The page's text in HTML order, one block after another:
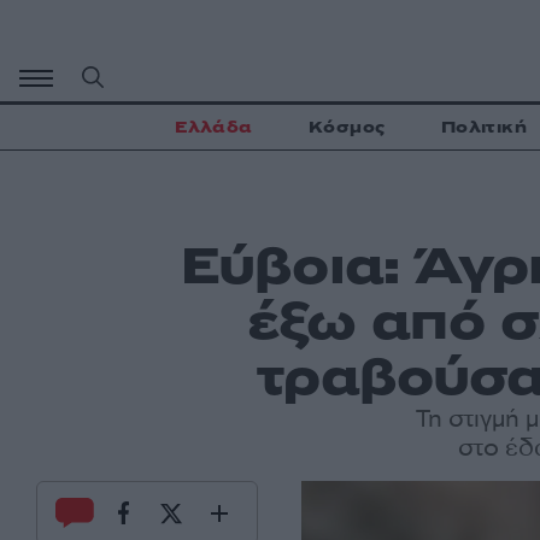
περιεχόμενο
Ελλάδα Κόσμος Πολιτική
Εύβοια:
έξω από
Τη στιγμή
στο